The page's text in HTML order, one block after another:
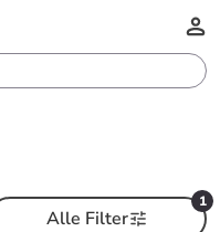
1
Alle Filter